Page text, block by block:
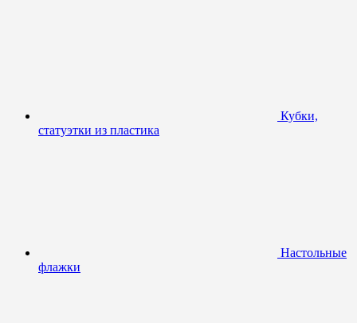
Кубки,
статуэтки из пластика
Настольные
флажки